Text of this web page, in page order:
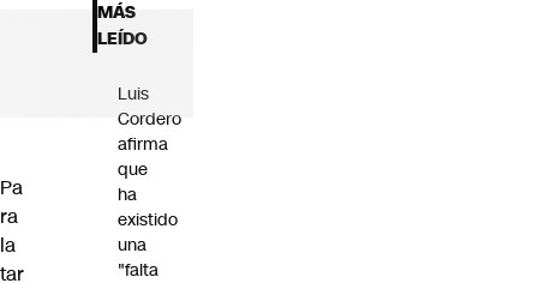
Pa
ra
la
tar
MÁS
LEÍDO
Luis
Cordero
afirma
que
ha
existido
una
"falta